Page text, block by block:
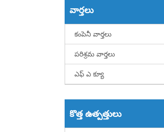
వార్తలు
కంపెనీ వార్తలు
పరిశ్రమ వార్తలు
ఎఫ్ ఎ క్యూ
కొత్త ఉత్పత్తులు